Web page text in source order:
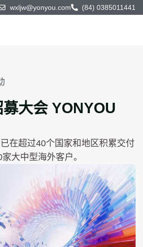
wxljw@yonyou.com (84) 0385011441
与技术
方案
案例
伙伴
大会 YONYOU
在超过40个国家和地区积累交付
大中型海外客户。